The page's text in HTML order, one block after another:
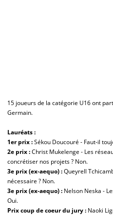
15 joueurs de la catégorie U16 ont
Germain.
Lauréats :
1er prix :Sékou Doucouré - Faut-il
2e prix:Christ Mukelenge - Les
concrétiser nos projets ? Non.
3e prix (ex-aequo) :Queyrell
nécessaire ? Non.
3e prix (ex-aequo) : Nelson Neska -
Oui.
Prix coup de coeur du jury : Naoki